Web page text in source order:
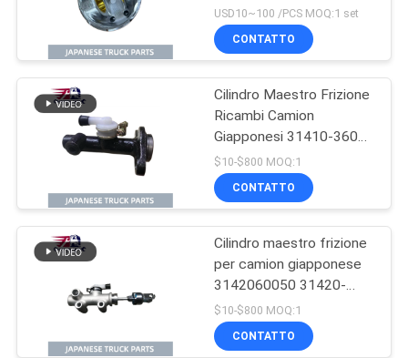
Parti del freno di
Hino
Parti del corpo di
Hino
17
HINO 300 N04C Nuovo
modello OEM 13216-
E0291
USD10~100 /PCS MOQ:1 set
CONTATTO
Cilindro Maestro Frizione
Ricambi Camion
Giapponesi 31410-36060
31410-36061 Per
Camion HINO 300 DYNA
S05C N04C Ricambi
$10-$800 MOQ:1
CONTATTO
Cilindro maestro frizione
per camion giapponese
3142060050 31420-
60050 per camion
TOYOTA/HINO 300
DYNA, parti motore Hino
$10-$800 MOQ:1
CONTATTO